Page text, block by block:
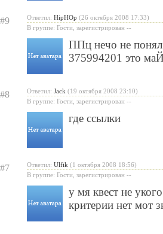
#9 Ответил: HipHOp (26 октября 2008 17:33)
В группе: Гости, зарегистрирован --
ППц нечо не понял
375994201 это
#8 Ответил: Jack (19 октября 2008 23:10)
В группе: Гости, зарегистрирован --
где ссылки
#7 Ответил: Ulfik (1 октября 2008 18:56)
В группе: Гости, зарегистрирован --
у мя квест не
критерии нет мот